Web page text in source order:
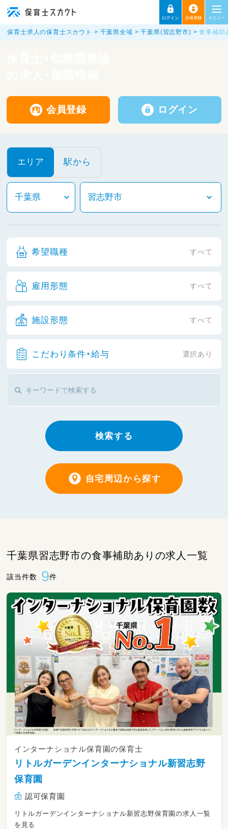
保育士求人の保育士スカウト 千葉県全域 千葉県(習志野市) 食事補助
会員登録 ログイン
エリア 駅から
希望職種 すべて
雇用形態 すべて
施設形態 すべて
こだわり条件・給与 選択あり
検索する
自宅周辺から探す
千葉県習志野市の食事補助ありの求人一覧
該当件数 9件
インターナショナル保育園の保育士
リトルガーデンインターナショナル新習志野
保育園
認可保育園
リトルガーデンインターナショナル新習志野保育園の求人一覧
を見る